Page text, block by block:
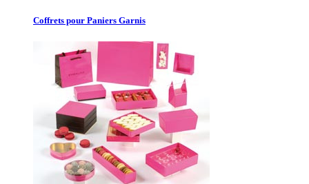
Coffrets pour Paniers Garnis